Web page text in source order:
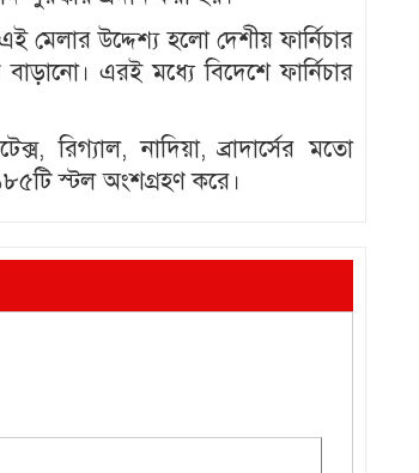
উদ্দেশ্য হলো দেশীয় ফার্নিচার
এরই মধ্যে বিদেশে ফার্নিচার
রিগ্যাল, নাদিয়া, ব্রাদার্সের মতো
১৮৫টি স্টল অংশগ্রহণ করে।